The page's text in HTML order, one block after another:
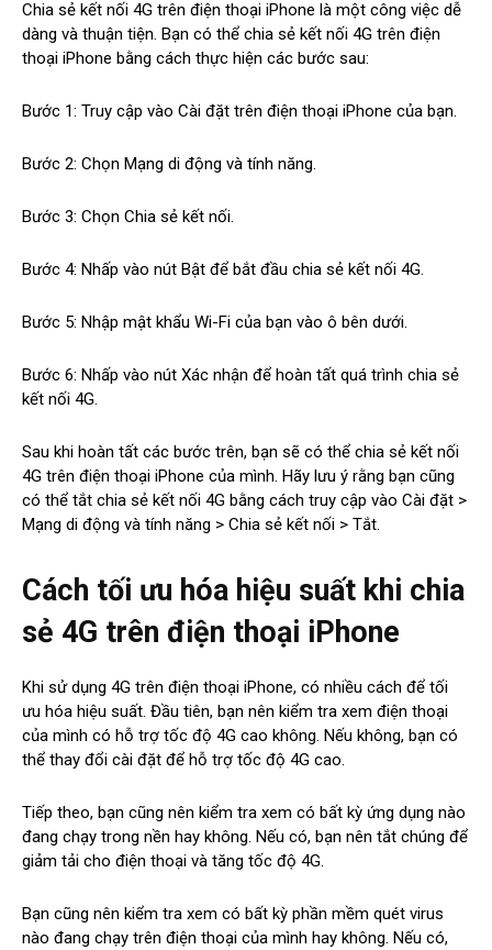
Chia sẻ kết nối 4G trên điện thoại iPhone là một công việc dễ
dàng và thuận tiện. Bạn có thể chia sẻ kết nối 4G trên điện
thoại iPhone bằng cách thực hiện các bước sau:
Bước 1: Truy cập vào Cài đặt trên điện thoại iPhone của bạn.
Bước 2: Chọn Mạng di động và tính năng.
Bước 3: Chọn Chia sẻ kết nối.
Bước 4: Nhấp vào nút Bật để bắt đầu chia sẻ kết nối 4G.
Bước 5: Nhập mật khẩu Wi-Fi của bạn vào ô bên dưới.
Bước 6: Nhấp vào nút Xác nhận để hoàn tất quá trình chia sẻ
kết nối 4G.
Sau khi hoàn tất các bước trên, bạn sẽ có thể chia sẻ kết nối
4G trên điện thoại iPhone của mình. Hãy lưu ý rằng bạn cũng
có thể tắt chia sẻ kết nối 4G bằng cách truy cập vào Cài đặt >
Mạng di động và tính năng > Chia sẻ kết nối > Tắt.
Cách tối ưu hóa hiệu suất khi chia
sẻ 4G trên điện thoại iPhone
Khi sử dụng 4G trên điện thoại iPhone, có nhiều cách để tối
ưu hóa hiệu suất. Đầu tiên, bạn nên kiểm tra xem điện thoại
của mình có hỗ trợ tốc độ 4G cao không. Nếu không, bạn có
thể thay đổi cài đặt để hỗ trợ tốc độ 4G cao.
Tiếp theo, bạn cũng nên kiểm tra xem có bất kỳ ứng dụng nào
đang chạy trong nền hay không. Nếu có, bạn nên tắt chúng để
giảm tải cho điện thoại và tăng tốc độ 4G.
Bạn cũng nên kiểm tra xem có bất kỳ phần mềm quét virus
nào đang chạy trên điện thoại của mình hay không. Nếu có,